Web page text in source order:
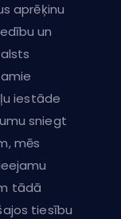
aprēķinu
un
iestāde
sniegt
mēs
tādā
tiesību